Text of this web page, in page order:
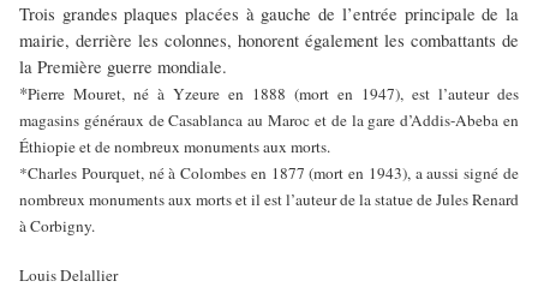
Trois grandes plaques placées à gauche de l’entrée principale de la
mairie, derrière les colonnes, honorent également les combattants de
la Première guerre mondiale.
*Pierre Mouret, né à Yzeure en 1888 (mort en 1947), est l’auteur des
magasins généraux de Casablanca au Maroc et de la gare d’Addis-Abeba en
Éthiopie et de nombreux monuments aux morts.
*Charles Pourquet, né à Colombes en 1877 (mort en 1943), a aussi signé de
nombreux monuments aux morts et il est l’auteur de la statue de Jules Renard
à Corbigny.
Louis Delallier